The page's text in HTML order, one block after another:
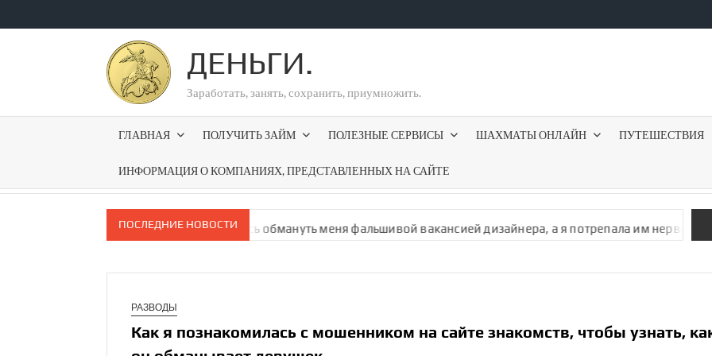
ДЕНЬГИ.
Заработать, занять, сохранить, приумножить.
ГЛАВНАЯ ПОЛУЧИТЬ ЗАЙМ ПОЛЕЗНЫЕ СЕРВИСЫ ШАХМАТЫ ОНЛАЙН ПУТЕШЕСТВИЯ
ИНФОРМАЦИЯ О КОМПАНИЯХ, ПРЕДСТАВЛЕННЫХ НА САЙТЕ
ПОСЛЕДНИЕ НОВОСТИ
Мошенники на HireHi пытались обмануть меня фальшивой вакан­сией дизайнера, а я потрепала им нервы Как
РАЗВОДЫ
Как я познакомилась с мошенником на сайте знакомств, чтобы узнать,